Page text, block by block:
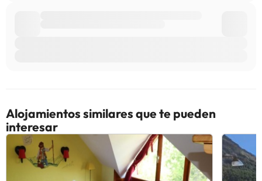
Alojamientos similares que te pueden
interesar